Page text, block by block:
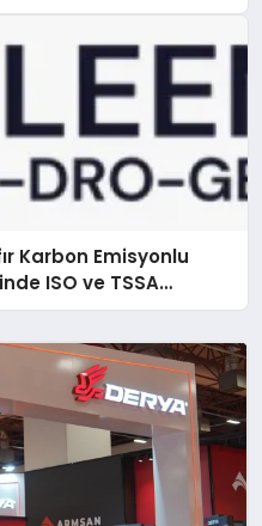
Karbon Emisyonlu
ISO ve TSSA